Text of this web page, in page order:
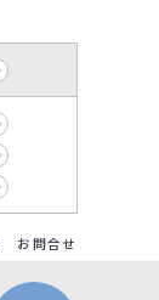
お問合せ